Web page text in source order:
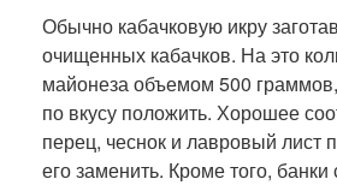
Обычно кабачковую икру
очищенных кабачков. На это
майонеза объемом 500
по вкусу положить. Хорошее
перец, чеснок и лавровый лист
его заменить. Кроме того,